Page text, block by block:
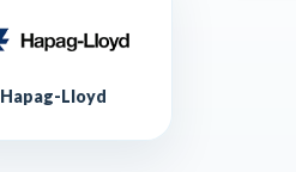
Hapag-Lloyd